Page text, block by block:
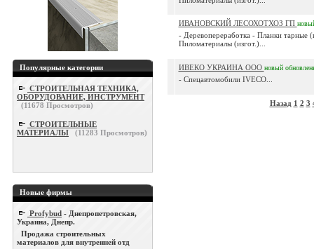
Популярные категории
СТРОИТЕЛЬНАЯ ТЕХНИКА,
ОБОРУДОВАНИЕ, ИНСТРУМЕНТ
(11678 Просмотров)
СТРОИТЕЛЬНЫЕ
МАТЕРИАЛЫ
(11283 Просмотров)
Новые фирмы
Profybud - Днепропетровская,
Украина, Днепр.
Продажа строительных
материалов для внутренней отд
ИВАНОВСКИЙ ЛЕСОХОТХОЗ ГП
- Деревопереработка - Планки тарные
Пиломатериалы (изгот.)...
ИВЕКО УКРАИНА ООО новый
- Спецавтомобили IVECO...
Назад 1 2 3